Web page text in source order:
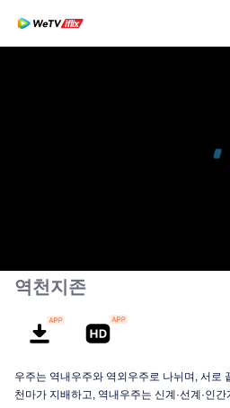
역천지존
우주는 역내우주와 역외우주로 나뉘며, 서로
천마가 지배하고, 역내우주는 신계·선계·인